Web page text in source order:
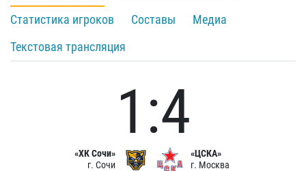
Статистика игроков
Составы
Медиа
Текстовая трансляция
«ХК Сочи»
г. Сочи
1:4
«ЦСКА»
г. Москва